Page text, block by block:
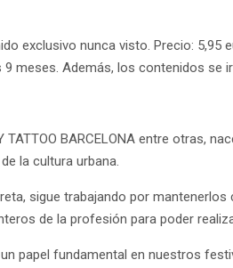
exclusivo nunca visto. Precio:
meses. Además, los contenidos se
TATTOO BARCELONA entre
la cultura urbana.
sigue trabajando por
de la profesión para poder
papel fundamental en nuestros